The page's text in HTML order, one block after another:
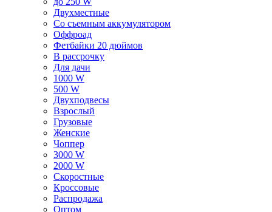
Двухместные
Со съемным аккумулятором
Оффроад
Фетбайки 20 дюймов
В рассрочку
Для дачи
1000 W
500 W
Двухподвесы
Взрослый
Грузовые
Женские
Чоппер
3000 W
2000 W
Скоростные
Кроссовые
Распродажа
Оптом